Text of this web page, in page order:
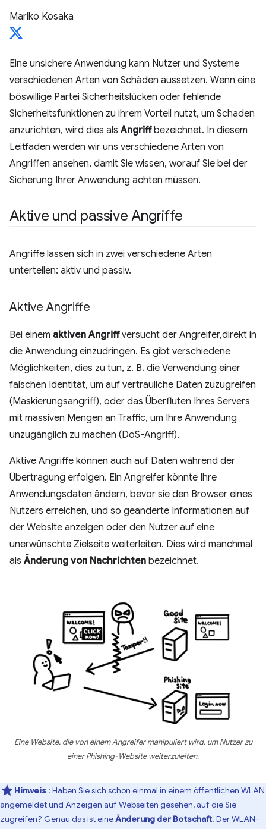
Mariko Kosaka
Eine unsichere Anwendung kann Nutzer und Systeme
verschiedenen Arten von Schäden aussetzen. Wenn eine
böswillige Partei Sicherheitslücken oder fehlende
Sicherheitsfunktionen zu ihrem Vorteil nutzt, um Schaden
anzurichten, wird dies alsAngriffbezeichnet. In diesem
Leitfaden werden wir uns verschiedene Arten von
Angriffen ansehen, damit Sie wissen, worauf Sie bei der
Sicherung Ihrer Anwendung achten müssen.
Aktive und passive Angriffe
Angriffe lassen sich in zwei verschiedene Arten
unterteilen: aktiv und passiv.
Aktive Angriffe
Bei einem aktiven Angriffversucht der Angreifer,direkt in
die Anwendung einzudringen. Es gibt verschiedene
Möglichkeiten, dies zu tun, z. B. die Verwendung einer
falschen Identität, um auf vertrauliche Daten zuzugreifen
(Maskierungsangriff), oder das Überfluten Ihres Servers
mit massiven Mengen an Traffic, um Ihre Anwendung
unzugänglich zu machen (DoS-Angriff).
Aktive Angriffe können auch auf Daten während der
Übertragung erfolgen. Ein Angreifer könnte Ihre
Anwendungsdaten ändern, bevor sie den Browser eines
Nutzers erreichen, und so geänderte Informationen auf
der Website anzeigen oder den Nutzer auf eine
unerwünschte Zielseite weiterleiten. Dies wird manchmal
als Änderung von Nachrichten bezeichnet.
Eine Website, die von einem Angreifer manipuliert wird, um Nutzer zu
einer Phishing-Website weiterzuleiten.
Hinweis : Haben Sie sich schon einmal in einem öffentlichen WLAN
angemeldet und Anzeigen auf Webseiten gesehen, auf die Sie
zugreifen? Genau das ist eineÄnderung der Botschaft. Der WLAN-